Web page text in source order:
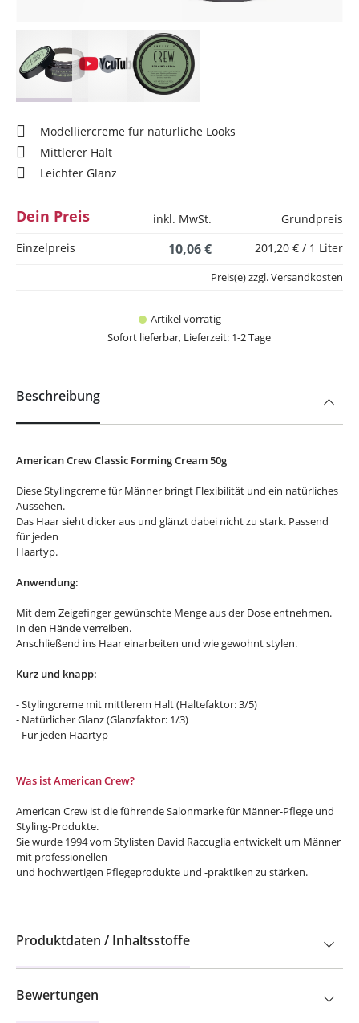
Modelliercreme für natürliche Looks
Mittlerer Halt
Leichter Glanz
Dein Preis inkl. MwSt.
Grundpreis
Einzelpreis
10,06 € 201,20 € / 1 Liter
Artikel vorrätig
Sofort lieferbar, Lieferzeit: 1-2 Tage
Preis(e) zzgl. Versandkosten
Beschreibung
American Crew Classic Forming Cream 50g
Diese Stylingcreme für Männer bringt Flexibilität und ein natürliches
Aussehen.
Das Haar sieht dicker aus und glänzt dabei nicht zu stark. Passend
für jeden
Haartyp.
Anwendung:
Mit dem Zeigefinger gewünschte Menge aus der Dose entnehmen.
In den Hände verreiben.
Anschließend ins Haar einarbeiten und wie gewohnt stylen.
Kurz und knapp:
- Stylingcreme mit mittlerem Halt (Haltefaktor: 3/5)
- Natürlicher Glanz (Glanzfaktor: 1/3)
- Für jeden Haartyp
Was ist American Crew?
American Crew ist die führende Salonmarke für Männer-Pflege und
Styling-Produkte.
Sie wurde 1994 vom Stylisten David Raccugliaentwickelt um Männer
mit professionellen
und hochwertigen Pflegeprodukte und -praktiken zu stärken.
Produktdaten / Inhaltsstoffe
Bewertungen